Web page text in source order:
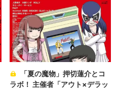
「夏の魔物」押切蓮介とコ
ラボ！ 主催者「アウト×デラッ